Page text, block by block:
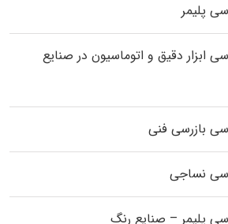
پلیمر
ابزار دقیق و اتوماسیون در صنایع
بازرسی فنی
نساجی
پلیمر – صنایع رنگ